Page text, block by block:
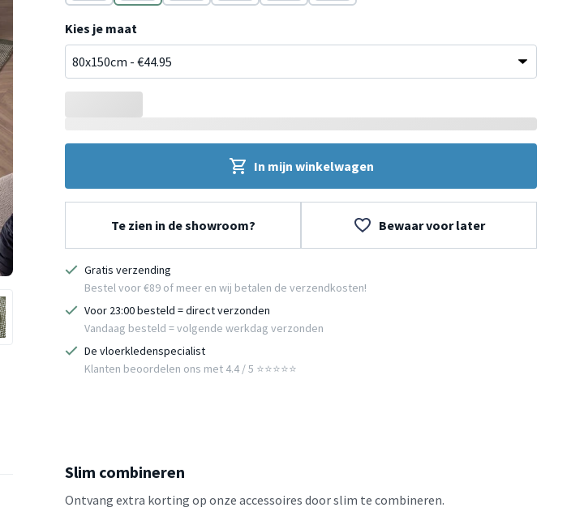
TerracottaGroen Crème Beige Beige
Wit
Kies je maat
In mijn winkelwagen
Te zien in de showroom? Bewaar voor later
Gratis verzending
Bestel voor €89 of meer en wij betalen de verzendkosten!
Voor 23:00 besteld = direct verzonden
Vandaag besteld = volgende werkdag verzonden
De vloerkledenspecialist
Klanten beoordelen ons met 4.4 / 5 ⭐⭐⭐⭐⭐
Slim combineren
Ontvang extra korting op onze accessoires door slim te combineren.